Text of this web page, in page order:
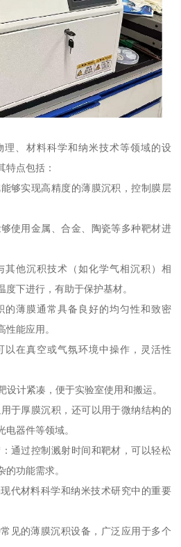
理、材料科学和纳米技术等领域的设
特点包括：
够实现高精度的薄膜沉积，控制膜层
使用金属、合金、陶瓷等多种靶材进
他沉积技术（如化学气相沉积）相
下进行，有助于保护基材。
薄膜通常具备良好的均匀性和致密
能应用。
在真空或气氛环境中操作，灵活性
计紧凑，便于实验室使用和搬运。
于厚膜沉积，还可以用于微纳结构的
器件等领域。
通过控制溅射时间和靶材，可以轻松
功能需求。
代材料科学和纳米技术研究中的重要
见的薄膜沉积设备，广泛应用于多个